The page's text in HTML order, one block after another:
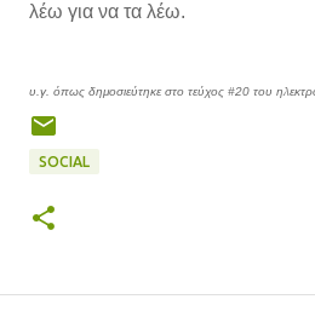
λέω για να τα λέω.
υ.γ. όπως δημοσιεύτηκε στο τεύχος #20 του
SOCIAL